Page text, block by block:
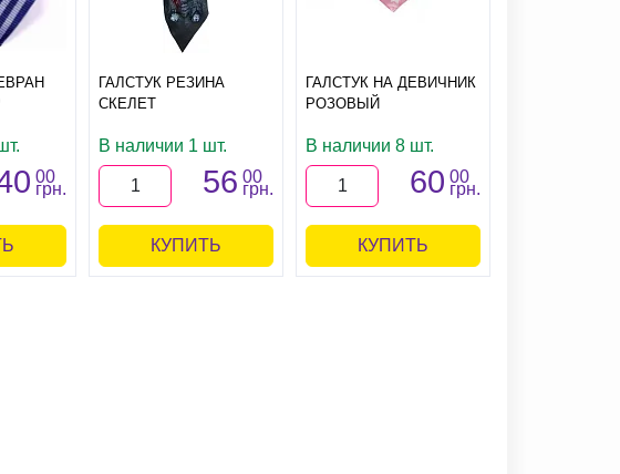
00
грн.
ГАЛСТУК РЕЗИНА
СКЕЛЕТ
В наличии 1 шт.
56 00
грн.
КУПИТЬ
ГАЛСТУК НА ДЕВИЧНИК
РОЗОВЫЙ
В наличии 8 шт.
60 00
грн.
КУПИТЬ